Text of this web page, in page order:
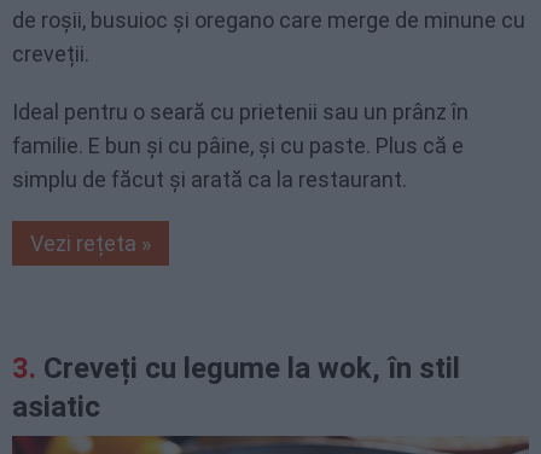
de roșii, busuioc și oregano care merge de minune cu
creveții.
Ideal pentru o seară cu prietenii sau un prânz în
familie. E bun și cu pâine, și cu paste. Plus că e
simplu de făcut și arată ca la restaurant.
Vezi rețeta »
Creveți cu legume la wok, în stil
asiatic